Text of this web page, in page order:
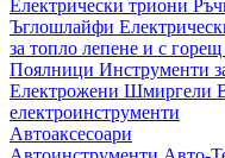
Електрически триони
Ъглошлайфи
за топло лепене и с горещ
Поялници Инструменти
Електрожени Шмиргели
електроинструменти
Автоаксесоари